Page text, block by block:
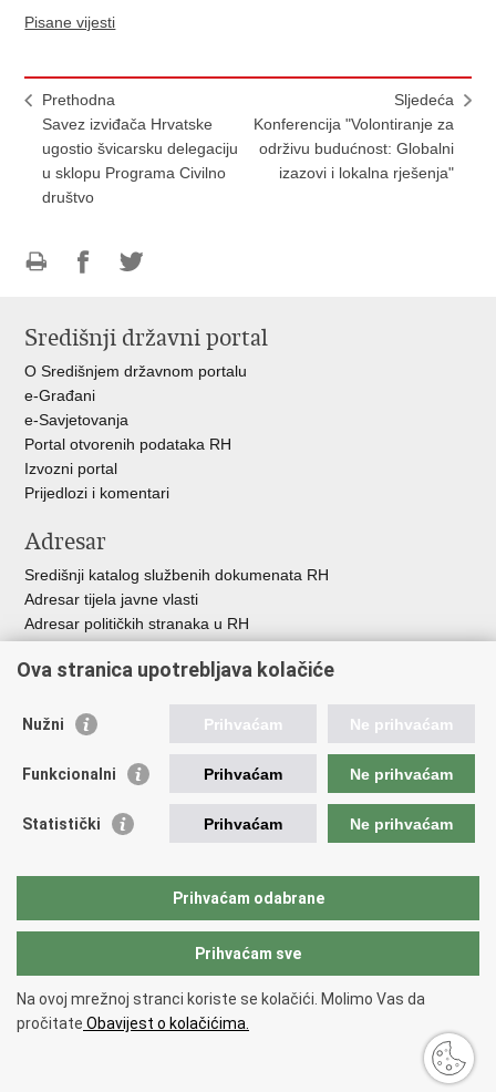
Pisane vijesti
Prethodna
Savez izviđača Hrvatske
ugostio švicarsku delegaciju
u sklopu Programa Civilno
društvo
Sljedeća
Konferencija "Volontiranje za
održivu budućnost: Globalni
izazovi i lokalna rješenja"
FacebookuTwitteru
Središnji državni portal
O Središnjem državnom portalu
e-Građani
e-Savjetovanja
Portal otvorenih podataka RH
Izvozni portal
Prijedlozi i komentari
Adresar
Središnji katalog službenih dokumenata RH
Adresar tijela javne vlasti
Adresar političkih stranaka u RH
Besplatni telefoni javne uprave
Vlada Republike Hrvatske
Registar neprofitnih organizacija
Nacionalna zaklada za razvoj civilnoga društva
Copyright © 2026 Ured za udruge.
pristupačnosti
Ova stranica upotrebljava kolačiće
Nužni Prihvaćam Ne prihvaćam
Funkcionalni Prihvaćam Ne prihvaćam
Statistički Prihvaćam Ne prihvaćam
Prihvaćam odabrane
Prihvaćam sve
Na ovoj mrežnoj stranci koriste se kolačići. Molimo Vas da
pročitate Obavijest o kolačićima.